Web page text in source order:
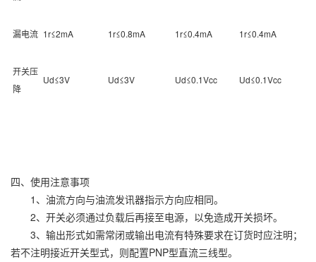
漏电流 1r≤2mA 1r≤0.8mA 1r≤0.4mA 1r≤0.4mA
开关压
降
Ud≤3V Ud≤3V Ud≤0.1Vcc Ud≤0.1Vcc
四、使用注意事项
1、油流方向与油流发讯器指示方向应相同。
2、开关必须通过负载后再接至电源，以免造成开关损坏。
3、输出形式如需常闭或输出电流有特殊要求在订货时应注明；
若不注明接近开关型式，则配置PNP型直流三线型。